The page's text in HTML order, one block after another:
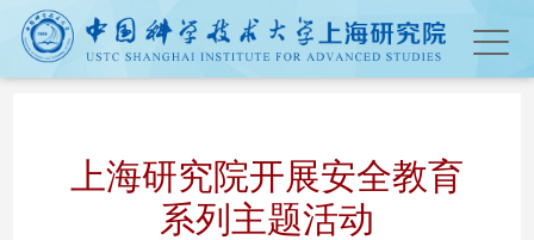
上海研究院开展安全教育
系列主题活动